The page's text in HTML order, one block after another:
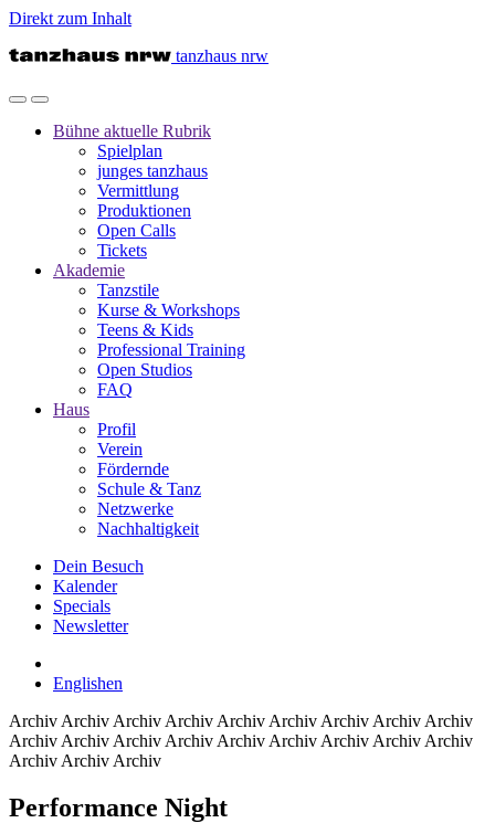
Direkt zum Inhalt
tanzhaus nrw
Bühne aktuelle Rubrik
Spielplan
junges tanzhaus
Vermittlung
Produktionen
Open Calls
Tickets
Akademie
Tanzstile
Kurse & Workshops
Teens & Kids
Professional Training
Open Studios
FAQ
Haus
Profil
Verein
Fördernde
Schule & Tanz
Netzwerke
Nachhaltigkeit
Dein Besuch
Kalender
Specials
Newsletter
Englishen
Archiv Archiv Archiv Archiv Archiv Archiv Archiv Archiv Archiv
Archiv Archiv Archiv Archiv Archiv Archiv Archiv Archiv Archiv
Archiv Archiv Archiv
Performance Night